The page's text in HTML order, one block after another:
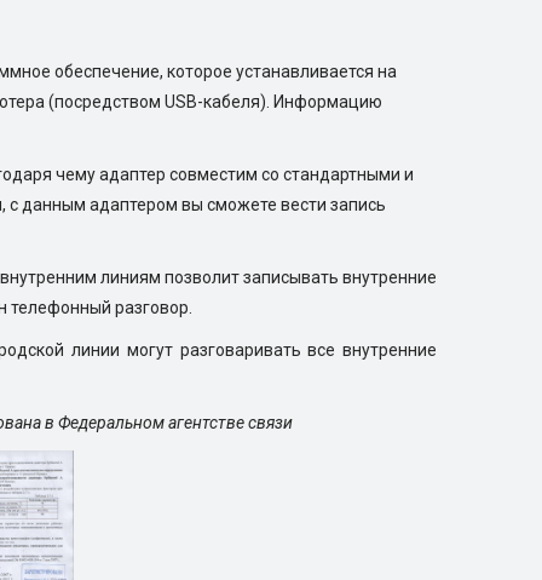
обеспечение, которое устанавливается на
(посредством USB-кабеля). Информацию
чему адаптер совместим со стандартными и
данным адаптером вы сможете вести запись
линиям позволит записывать внутренние
телефонный разговор.
линии могут разговаривать все внутренние
в Федеральном агентстве связи